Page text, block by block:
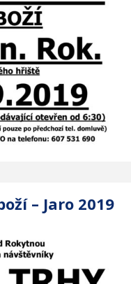
– Jaro 2019